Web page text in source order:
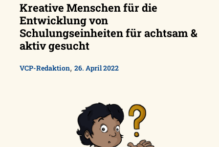
Kreative Menschen für die
Entwicklung von
Schulungseinheiten für achtsam &
aktiv gesucht
VCP-Redaktion, 26. April 2022